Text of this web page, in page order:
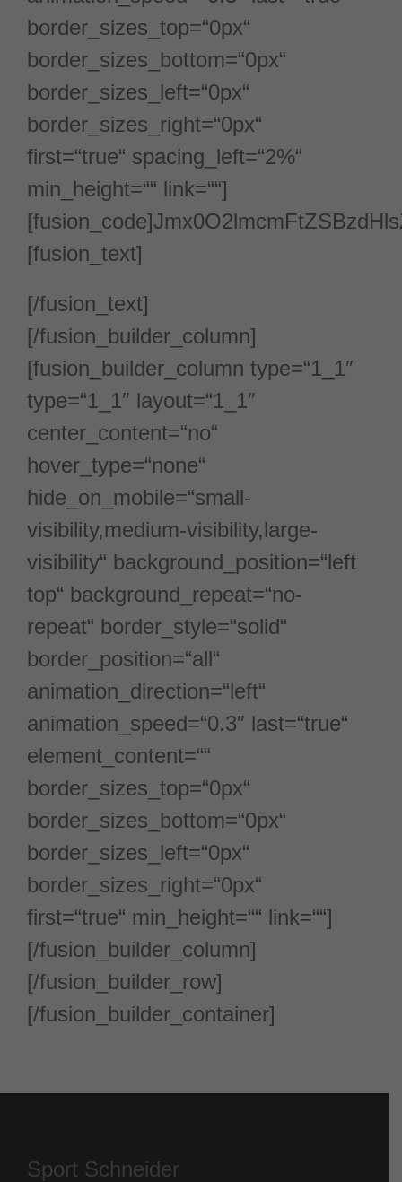
border_sizes_top=“0px“
border_sizes_bottom=“0px“
border_sizes_left=“0px“
border_sizes_right=“0px“
first=“true“ spacing_left=“2%“
min_height=““ link=““]
[fusion_text]
[/fusion_text]
[/fusion_builder_column]
[fusion_builder_column type=“1_1″
type=“1_1″ layout=“1_1″
center_content=“no“
hover_type=“none“
hide_on_mobile=“small-
visibility,medium-visibility,large-
visibility“ background_position=“left
top“ background_repeat=“no-
repeat“ border_style=“solid“
border_position=“all“
animation_direction=“left“
animation_speed=“0.3″ last=“true“
element_content=““
border_sizes_top=“0px“
border_sizes_bottom=“0px“
border_sizes_left=“0px“
border_sizes_right=“0px“
first=“true“ min_height=““ link=““]
[/fusion_builder_column]
[/fusion_builder_row]
[/fusion_builder_container]
Sport Schneider